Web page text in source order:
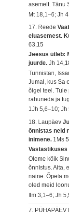
asemelt. Tänu
Mt 18,1–6; Jh
17. Reede
eluasemest.
63,15
Jeesus ütleb:
juurde.Jh
Tunnistan,
Jumal, kus Sa
õigel teel.
rahuneda ja
1Jh 5,6–10; Jh
18. Laupäev
õnnistas neid
inimene. 1Ms
Oleme kõik
õnnistus. Aita,
naine. Õpeta
oled meid
Ilm 3,1–6; Jh
7. PÜHAPÄEV